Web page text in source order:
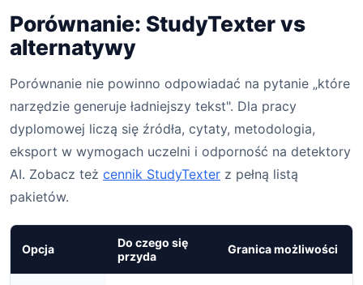
Porównanie: StudyTexter vs
alternatywy
Porównanie nie powinno odpowiadać na pytanie „które
narzędzie generuje ładniejszy tekst". Dla pracy
dyplomowej liczą się źródła, cytaty, metodologia,
eksport w wymogach uczelni i odporność na detektory
AI. Zobacz też cennik StudyTexter z pełną listą
pakietów.
Opcja
Do czego się
przyda
Granica możliwości